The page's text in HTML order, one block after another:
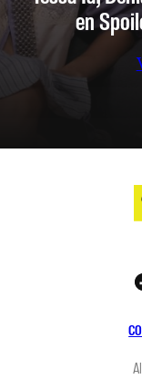
en